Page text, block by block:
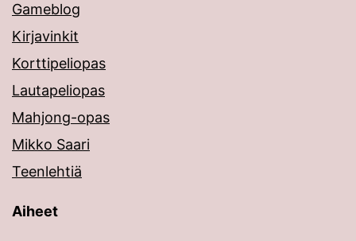
Gameblog
Kirjavinkit
Korttipeliopas
Lautapeliopas
Mahjong-opas
Mikko Saari
Teenlehtiä
Aiheet